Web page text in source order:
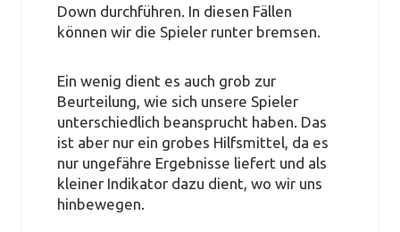
Down durchführen. In diesen Fällen
können wir die Spieler runter bremsen.
Ein wenig dient es auch grob zur
Beurteilung, wie sich unsere Spieler
unterschiedlich beansprucht haben. Das
ist aber nur ein grobes Hilfsmittel, da es
nur ungefähre Ergebnisse liefert und als
kleiner Indikator dazu dient, wo wir uns
hinbewegen.